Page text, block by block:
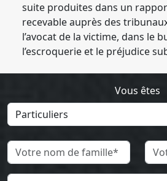
suite produites dans un
recevable auprès des
l’avocat de la victime, dans le
l’escroquerie et le préjudice
Vous êtes